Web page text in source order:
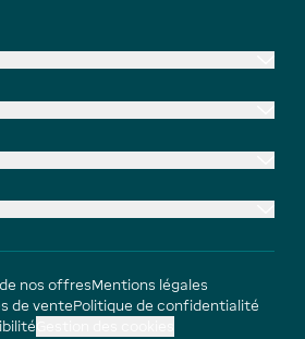
nos offresMentions légales
de ventePolitique de confidentialité